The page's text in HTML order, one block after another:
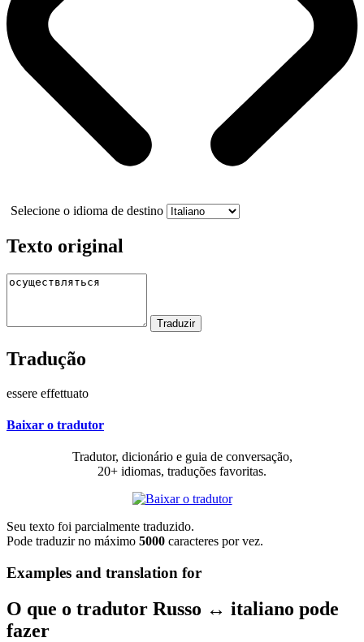
Selecione o idioma de destino
Texto original
Tradução
essere effettuato
Baixar o tradutor
Tradutor, dicionário e guia de conversação,
20+ idiomas, traduções favoritas.
Seu texto foi parcialmente traduzido.
Pode traduzir no máximo 5000 caracteres por vez.
Examples and translation for
O que o tradutor Russo ↔ italiano pode
fazer